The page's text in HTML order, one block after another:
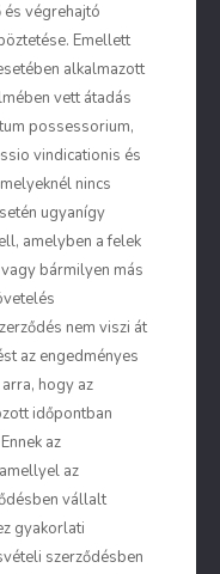
végrehajtó
Emellett
alkalmazott
vett átadás
possessorium,
vindicationis és
nincs
ugyanígy
amelyben a felek
bármilyen más
nem viszi át
az engedményes
hogy az
időpontban
az
az
vállalt
gyakorlati
szerződésben